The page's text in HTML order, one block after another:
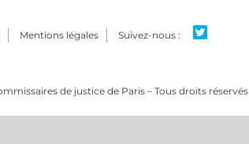
Mentions légales
de justice de Paris – Tous droits réservés